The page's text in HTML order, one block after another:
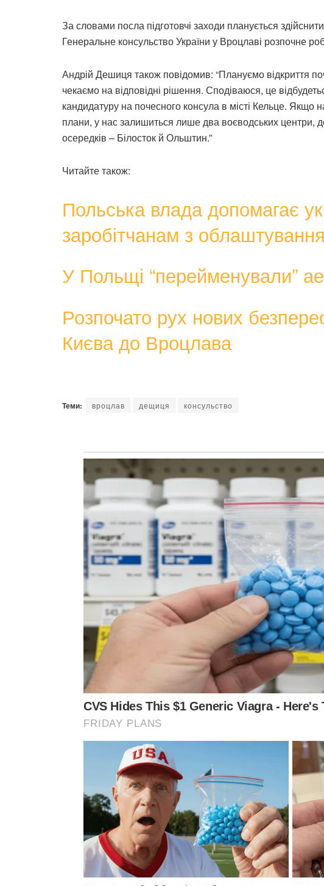
За словами посла підготовчі заходи планується
Генеральне консульство України у Вроцлаві розпочне
Андрій Дешиця також повідомив: “Плануємо відкриття
чекаємо на відповідні рішення. Сподіваюся, це
кандидатуру на почесного консула в місті Кельце. Якщо
плани, у нас залишиться лише два воєводських центри,
осередків – Білосток й Ольштин.”
Читайте також:
Польська влада допомагає
заробітчанам з
У Польщі “перейменували”
Розпочато рух нових
Києва до Вроцлава
Теми: вроцлав дещиця консульство